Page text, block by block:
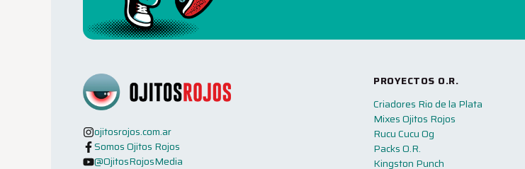
ojitosrojos.com.ar
Somos Ojitos Rojos
@OjitosRojosMedia
PROYECTOS O.R.
Criadores Rio de la Plata
Mixes Ojitos Rojos
Rucu Cucu Og
Packs O.R.
Kingston Punch